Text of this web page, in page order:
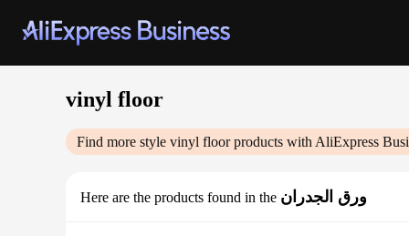
vinyl floor
Find more style vinyl floorproducts with AliExpress
Here are the products found in the ورق الجدران